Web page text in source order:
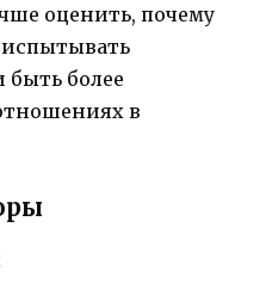
оценить, почему
быть более
в